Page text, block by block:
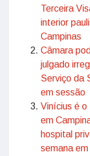
Terceira
interior
Campinas
Câmara
julgado
Serviço da
em sessão
Vinícius é o
em
hospital
semana